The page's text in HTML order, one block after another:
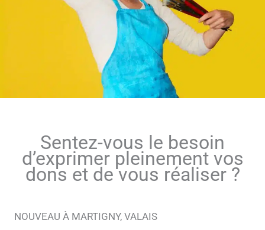
Sentez-vous le besoin
d’exprimer pleinement vos
dons et de vous réaliser ?
NOUVEAU À MARTIGNY, VALAIS